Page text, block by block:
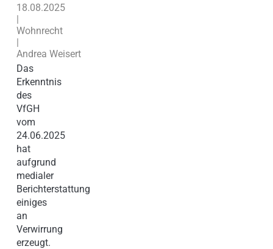
18.08.2025
|
Wohnrecht
|
Andrea Weisert
Das
Erkenntnis
des
VfGH
vom
24.06.2025
hat
aufgrund
medialer
Berichterstattung
einiges
an
Verwirrung
erzeugt.